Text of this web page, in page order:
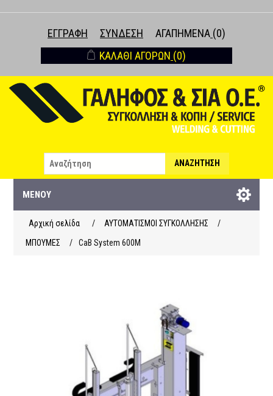
ΕΓΓΡΑΦΉ ΣΎΝΔΕΣΗ ΑΓΑΠΗΜΈΝΑ (0)
ΚΑΛΆΘΙ ΑΓΟΡΏΝ (0)
ΑΝΑΖΉΤΗΣΗ
ΜΕΝΟΎ
Αρχική σελίδα / ΑΥΤΟΜΑΤΙΣΜΟΙ ΣΥΓΚΟΛΛΗΣΗΣ
/
ΜΠΟΥΜΕΣ
/ CaB System 600M